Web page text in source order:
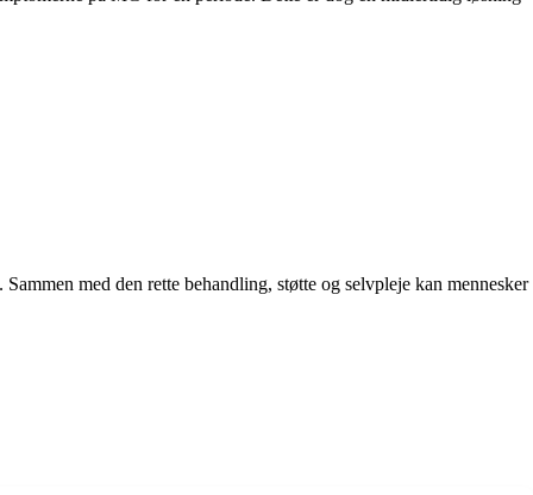
med den rette behandling, støtte og selvpleje kan mennesker